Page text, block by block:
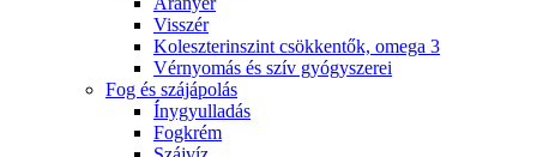
Visszér
Koleszterinszint csökkentők, omega 3
Vérnyomás és szív gyógyszerei
Fog és szájápolás
Í́nygyulladás
Fogkrém